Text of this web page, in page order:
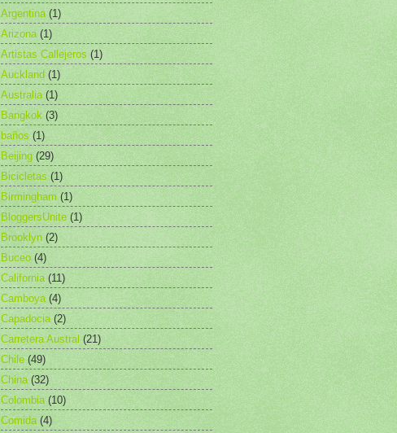
Argentina (1)
Arizona (1)
Artistas Callejeros (1)
Auckland (1)
Australia (1)
Bangkok (3)
baños (1)
Beijing (29)
Bicicletas (1)
Birmingham (1)
BloggersUnite (1)
Brooklyn (2)
Buceo (4)
California (11)
Camboya (4)
Capadocia (2)
Carretera Austral (21)
Chile (49)
China (32)
Colombia (10)
Comida (4)